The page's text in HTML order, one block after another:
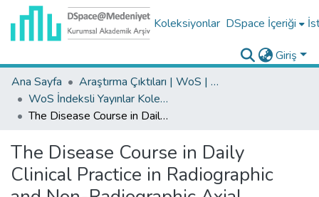
Koleksiyonlar DSpace İçeriği
Giriş
Ana Sayfa
Araştırma Çıktıları | WoS | Scopus | TR-Dizin | PubMed
WoS İndeksli Yayınlar Koleksiyonu
The Disease Course in Daily Clinical Practice in Radiographic and Non-Radiographic Axial Spondyloarthritis Patients; One-Year Follow-up Results of National-Subgroup of a Worldwide Observational Cohort Study
The Disease Course in Daily
Clinical Practice in Radiographic